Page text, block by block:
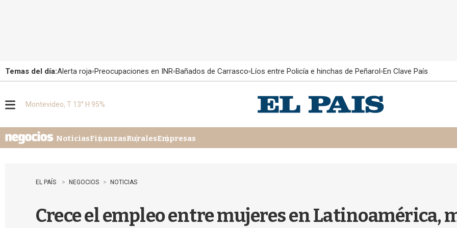
Temas del día:Alerta roja Preocupaciones en INR Bañados de Carrasco Líos entre Policía e hinchas de Peñarol En Clave País
u
Montevideo, T 13° H 95%
NoticiasFinanzasRuralesEmpresas
EL PAÍS NEGOCIOS NOTICIAS
Crece el empleo entre mujeres en Latinoamérica,